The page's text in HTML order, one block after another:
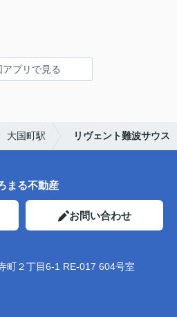
アプリで見る
大国町駅 リヴェント難波サウス
まる不動産
お問い合わせ
町２丁目6-1 RE-017 604号室